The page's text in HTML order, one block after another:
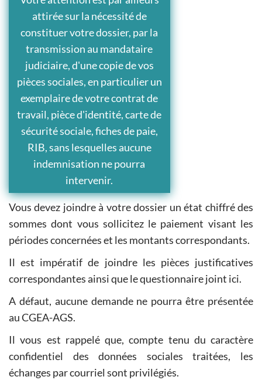
attirée sur la nécessité de
constituer votre dossier, par la
transmission au mandataire
judiciaire, d'une copie de vos
pièces sociales, en particulier un
exemplaire de votre contrat de
travail, pièce d'identité, carte de
sécurité sociale, fiches de paie,
RIB, sans lesquelles aucune
indemnisation ne pourra
intervenir.
Vous devez joindre à votre dossier un état chiffré des
sommes dont vous sollicitez le paiement visant les
périodes concernées et les montants correspondants.
Il est impératif de joindre les pièces justificatives
correspondantes ainsi que le questionnaire joint ici.
A défaut, aucune demande ne pourra être présentée
au CGEA-AGS.
Il vous est rappelé que, compte tenu du caractère
confidentiel des données sociales traitées, les
échanges par courriel sont privilégiés.